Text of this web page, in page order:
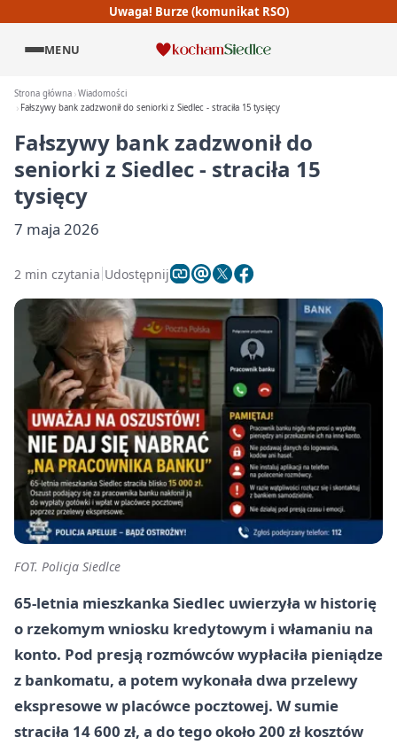
Uwaga! Burze (komunikat RSO)
MENU
Strona główna Wiadomości
Fałszywy bank zadzwonił do seniorki z Siedlec - straciła 15 tysięcy
Fałszywy bank zadzwonił do
seniorki z Siedlec - straciła 15
tysięcy
7 maja 2026
2 min czytania Udostępnij
FOT. Policja Siedlce
65-letnia mieszkanka Siedlec uwierzyła w historię
o rzekomym wniosku kredytowym i włamaniu na
konto. Pod presją rozmówców wypłaciła pieniądze
z bankomatu, a potem wykonała dwa przelewy
ekspresowe w placówce pocztowej. W sumie
straciła 14 600 zł, a do tego około 200 zł kosztów